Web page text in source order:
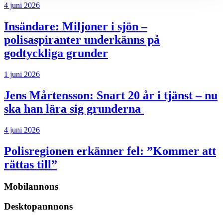
4 juni 2026
Insändare: Miljoner i sjön –
polisaspiranter underkänns på
godtyckliga grunder
1 juni 2026
Jens Mårtensson: Snart 20 år i tjänst – nu
ska han lära sig grunderna
4 juni 2026
Polisregionen erkänner fel: ”Kommer att
rättas till”
Mobilannons
Desktopannnons